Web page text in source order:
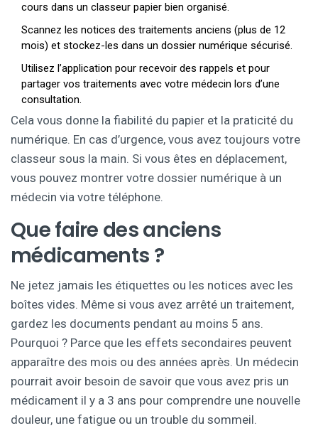
cours dans un classeur papier bien organisé.
Scannez les notices des traitements anciens (plus de 12
mois) et stockez-les dans un dossier numérique sécurisé.
Utilisez l’application pour recevoir des rappels et pour
partager vos traitements avec votre médecin lors d’une
consultation.
Cela vous donne la fiabilité du papier et la praticité du
numérique. En cas d’urgence, vous avez toujours votre
classeur sous la main. Si vous êtes en déplacement,
vous pouvez montrer votre dossier numérique à un
médecin via votre téléphone.
Que faire des anciens
médicaments ?
Ne jetez jamais les étiquettes ou les notices avec les
boîtes vides. Même si vous avez arrêté un traitement,
gardez les documents pendant au moins 5 ans.
Pourquoi ? Parce que les effets secondaires peuvent
apparaître des mois ou des années après. Un médecin
pourrait avoir besoin de savoir que vous avez pris un
médicament il y a 3 ans pour comprendre une nouvelle
douleur, une fatigue ou un trouble du sommeil.